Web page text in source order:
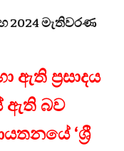
2024 මැතිවරණ
ඇති ප්‍රසාදය
ඇති බව
‘ශ්‍රී